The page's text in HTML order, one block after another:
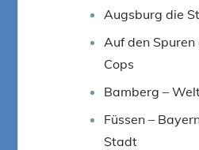
Augsburg die
Auf den
Cops
Bamberg –
Füssen –
Stadt